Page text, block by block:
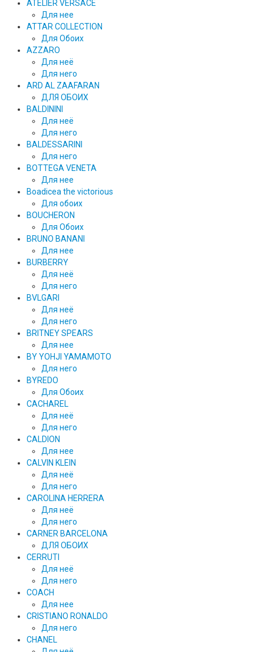
ATELIER VERSACE
Для нее
ATTAR COLLECTION
Для Обоих
AZZARO
Для неё
Для него
ARD AL ZAAFARAN
ДЛЯ ОБОИХ
BALDININI
Для неё
Для него
BALDESSARINI
Для него
BOTTEGA VENETA
Для нее
Boadicea the victorious
Для обоих
BOUCHERON
Для Обоих
BRUNO BANANI
Для нее
BURBERRY
Для неё
Для него
BVLGARI
Для неё
Для него
BRITNEY SPEARS
Для нее
BY YOHJI YAMAMOTO
Для него
BYREDO
Для Обоих
CACHAREL
Для неё
Для него
CALDION
Для нее
CALVIN KLEIN
Для неё
Для него
CAROLINA HERRERA
Для неё
Для него
CARNER BARCELONA
ДЛЯ ОБОИХ
CERRUTI
Для неё
Для него
COACH
Для нее
CRISTIANO RONALDO
Для него
CHANEL